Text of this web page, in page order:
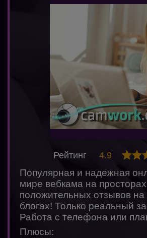
Популярная и надежная
мире вебкама на
положительных отзывов
блогах! Только реальный
Работа с телефона или
Плюсы:
Рейтинг 4.9